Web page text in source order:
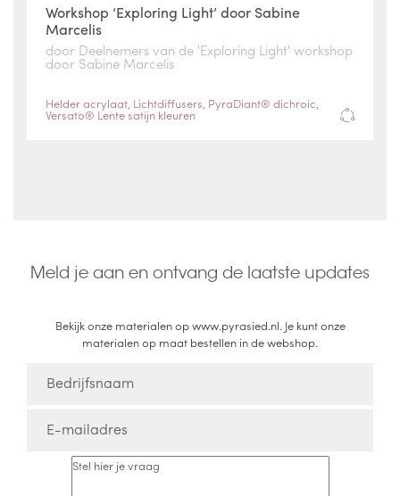
Workshop ‘Exploring Light’ door Sabine
Marcelis
door Deelnemers van de 'Exploring Light' workshop
door Sabine Marcelis
Helder acrylaat Lichtdiffusers PyraDiant® dichroic
Versato® Lente satijn kleuren
Meld je aan en ontvang de laatste updates
Bekijk onze materialen op www.pyrasied.nl. Je kunt onze
materialen op maat bestellen in de webshop.